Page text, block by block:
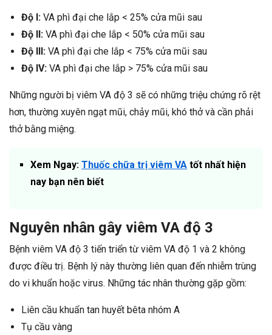
Độ I: VA phì đại che lắp < 25% cửa mũi sau
Độ II: VA phì đại che lắp < 50% cửa mũi sau
Độ III: VA phì đại che lắp < 75% cửa mũi sau
Độ IV: VA phì đại che lắp > 75% cửa mũi sau
Những người bị viêm VA độ 3 sẽ có những triệu chứng rõ rệt
hơn, thường xuyên ngạt mũi, chảy mũi, khó thở và cần phải
thở bằng miệng.
Xem Ngay: Thuốc chữa trị viêm VA tốt nhất hiện
nay bạn nên biết
Nguyên nhân gây viêm VA độ 3
Bệnh viêm VA độ 3 tiến triển từ viêm VA độ 1 và 2 không
được điều trị. Bệnh lý này thường liên quan đến nhiễm trùng
do vi khuẩn hoặc virus. Những tác nhân thường gặp gồm:
Liên cầu khuẩn tan huyết bêta nhóm A
Tụ cầu vàng